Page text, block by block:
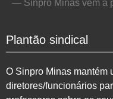
— Sinpro Minas vem a
Plantão sindical
O Sinpro Minas mantém
diretores/funcionários